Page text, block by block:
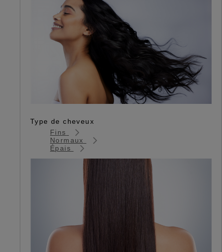
Type de cheveux
Fins
Normaux
Épais